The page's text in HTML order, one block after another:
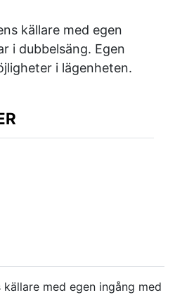
källare med egen
i dubbelsäng. Egen
i lägenheten.
med egen ingång med